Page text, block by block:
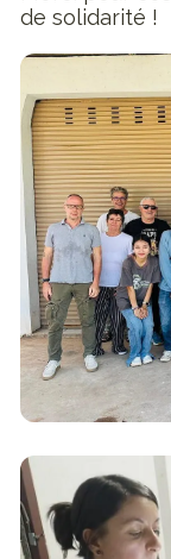
de solidarité !